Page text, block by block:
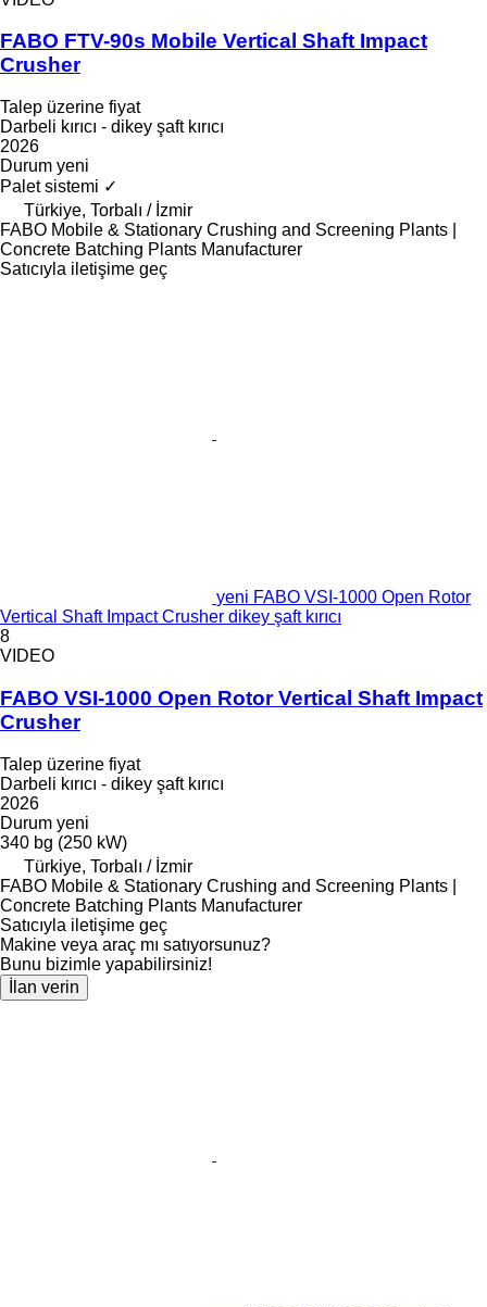
FABO FTV-90s Mobile Vertical Shaft Impact
Crusher
Talep üzerine fiyat
Darbeli kırıcı - dikey şaft kırıcı
2026
Durum yeni
Palet sistemi ✓
Türkiye, Torbalı / İzmir
FABO Mobile & Stationary Crushing and Screening Plants |
Concrete Batching Plants Manufacturer
Satıcıyla iletişime geç
yeni FABO VSI-1000 Open Rotor
Vertical Shaft Impact Crusher dikey şaft kırıcı
8
VIDEO
FABO VSI-1000 Open Rotor Vertical Shaft Impact
Crusher
Talep üzerine fiyat
Darbeli kırıcı - dikey şaft kırıcı
2026
Durum yeni
340 bg (250 kW)
Türkiye, Torbalı / İzmir
FABO Mobile & Stationary Crushing and Screening Plants |
Concrete Batching Plants Manufacturer
Satıcıyla iletişime geç
Makine veya araç mı satıyorsunuz?
Bunu bizimle yapabilirsiniz!
İlan verin